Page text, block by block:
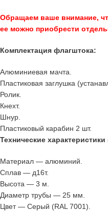
Обращаем ваше внимание,
ее можно приобрести
Комплектация флагштока:
Алюминиевая мачта.
Пластиковая заглушка
Ролик.
Кнехт.
Шнур.
Пластиковый карабин 2 шт.
Технические
Материал — алюминий.
Сплав — д16т.
Высота — 3 м.
Диаметр трубы — 25 мм.
Цвет — Серый (RAL 7001).